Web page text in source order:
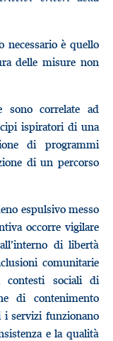
necessario è quello
delle misure non
sono correlate ad
ispiratori di una
di programmi
di un percorso
espulsivo messo
occorre vigilare
di libertà
comunitarie
sociali di
di contenimento
i servizi funzionano
e la qualità